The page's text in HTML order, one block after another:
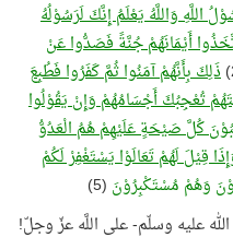
اللَّهِ وَاللَّهُ يَعْلَمُ إِنَّكَ لَرَسُوْلُهُ
أَيْمَانَهُمْ جُنَّةً فَصَدُّوا عَنْ
ذَلِكَ بِأَنَّهُمْ آمَنُوا ثُمَّ كَفَرُوا فَطُبِعَ
تُعْجِبُكَ أَجْسَامُهُمْ وَإِنْ يَقُوْلُوا
كُلَّ صَيْحَةٍ عَلَيْهِمْ هُمُ الْعَدُوُّ
قِيْلَ لَهُمْ تَعَالَوْا يَسْتَغْفِرْ لَكُمْ
وَهُمْ مُسْتَكْبِرُوْنَ (5)
عليه وسلّم- على اللَّه عزّ وجلّ!